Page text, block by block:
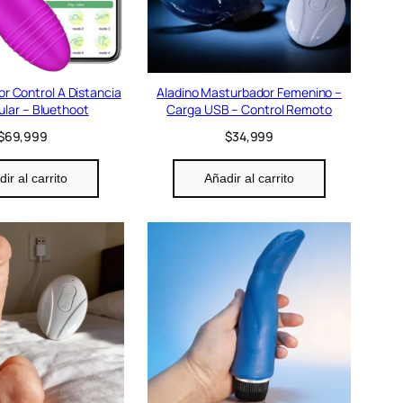
Control A Distancia
– Bluethoot
69,999
al carrito
Aladino Masturbador Femenino –
Carga USB – Control Remoto
$34,999
Añadir al carrito